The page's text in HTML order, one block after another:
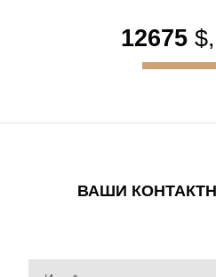
12675
ВАШИ